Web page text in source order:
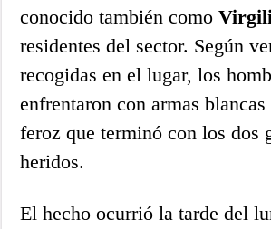
conocido también como
residentes del sector. Según
recogidas en el lugar, los
enfrentaron con armas
feroz que terminó con los dos
heridos.
El hecho ocurrió la tarde del